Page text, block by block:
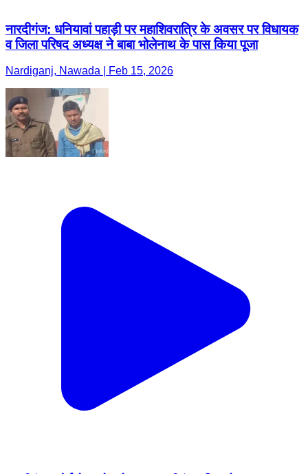
नारदीगंज: धनियावां पहाड़ी पर महाशिवरात्रि के अवसर पर विधायक
व जिला परिषद अध्यक्ष ने बाबा भोलेनाथ के पास किया पूजा
Nardiganj, Nawada | Feb 15, 2026